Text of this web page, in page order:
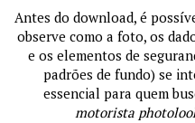
Antes do download, é
observe como a foto, os
e os elementos de
padrões de fundo) se
essencial para quem
motorista